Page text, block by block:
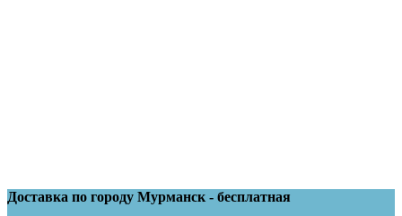
Доставка по городу Мурманск - бесплатная